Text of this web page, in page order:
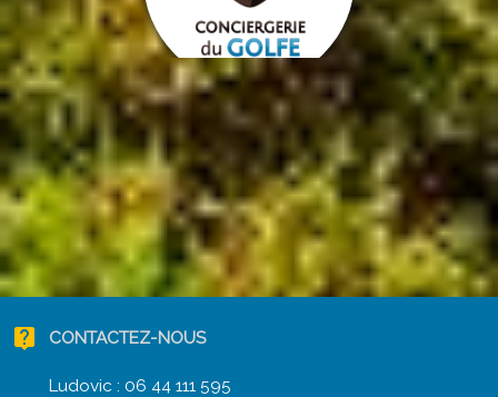
live_help CONTACTEZ-NOUS
Ludovic : 06 44 111 595